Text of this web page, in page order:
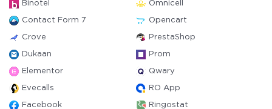
Binotel Omnicell
Contact Form 7 Opencart
Crove PrestaShop
Dukaan Prom
Elementor Qwary
Evecalls RO App
Facebook Ringostat